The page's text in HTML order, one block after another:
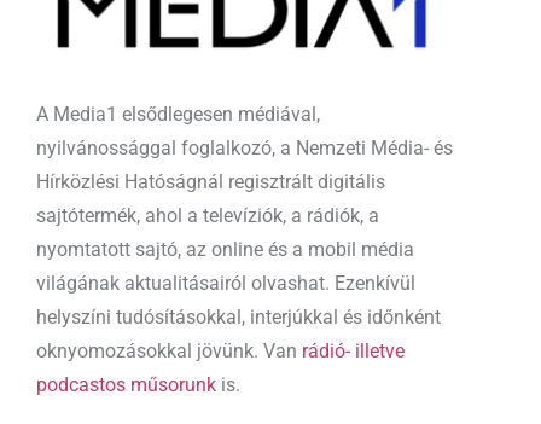
A Media1 elsődlegesen médiával,
nyilvánossággal foglalkozó, a Nemzeti Média- és
Hírközlési Hatóságnál regisztrált digitális
sajtótermék, ahol a televíziók, a rádiók, a
nyomtatott sajtó, az online és a mobil média
világának aktualitásairól olvashat. Ezenkívül
helyszíni tudósításokkal, interjúkkal és időnként
oknyomozásokkal jövünk. Van rádió- illetve
podcastos műsorunk is.